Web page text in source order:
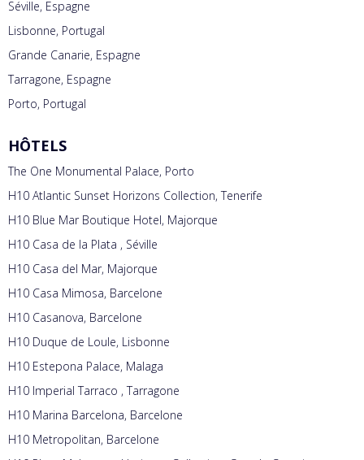
Séville, Espagne
Lisbonne, Portugal
Grande Canarie, Espagne
Tarragone, Espagne
Porto, Portugal
HÔTELS
The One Monumental Palace, Porto
H10 Atlantic Sunset Horizons Collection, Tenerife
H10 Blue Mar Boutique Hotel, Majorque
H10 Casa de la Plata , Séville
H10 Casa del Mar, Majorque
H10 Casa Mimosa, Barcelone
H10 Casanova, Barcelone
H10 Duque de Loule, Lisbonne
H10 Estepona Palace, Malaga
H10 Imperial Tarraco , Tarragone
H10 Marina Barcelona, Barcelone
H10 Metropolitan, Barcelone